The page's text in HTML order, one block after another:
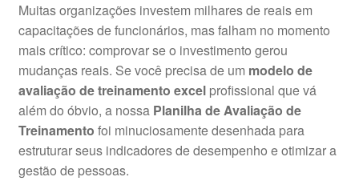
Muitas organizações investem milhares de reais em
capacitações de funcionários, mas falham no momento
mais crítico: comprovar se o investimento gerou
mudanças reais. Se você precisa de um modelo de
avaliação de treinamento excelprofissional que vá
além do óbvio, a nossa Planilha de Avaliação de
Treinamento foi minuciosamente desenhada para
estruturar seus indicadores de desempenho e otimizar a
gestão de pessoas.